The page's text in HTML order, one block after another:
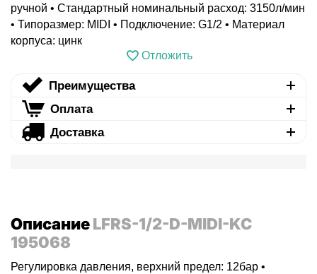
ручной • Стандартный номинальный расход: 3150л/мин
• Типоразмер: MIDI • Подключение: G1/2 • Материал
корпуса: цинк
Отложить
Преимущества
Оплата
Доставка
ОписаниеLFRS-1/2-D-MIDI-KC
195068
Регулировка давления, верхний предел: 12бар •